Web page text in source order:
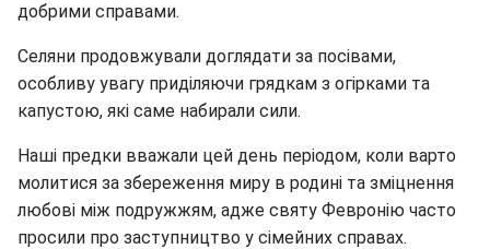
добрими справами.
Селяни продовжували доглядати за посівами,
особливу увагу приділяючи грядкам з огірками та
капустою, які саме набирали сили.
Наші предки вважали цей день періодом, коли варто
молитися за збереження миру в родині та зміцнення
любові між подружжям, адже святу Февронію часто
просили про заступництво у сімейних справах.